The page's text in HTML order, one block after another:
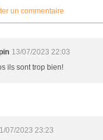
un commentaire
13/07/2023 22:03
ils sont trop bien!
07/2023 23:23